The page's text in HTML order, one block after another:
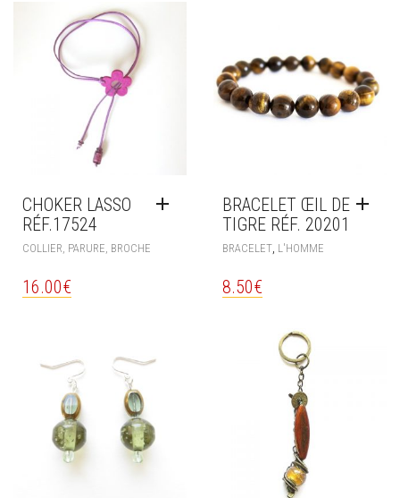
CHOKER LASSO
RÉF.17524
COLLIER, PARURE, BROCHE
16.00€
BRACELET ŒIL DE
TIGRE RÉF. 20201
BRACELET L'HOMME
8.50€